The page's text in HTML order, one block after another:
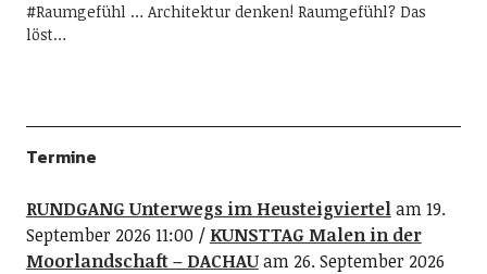
#Raumgefühl … Architektur denken! Raumgefühl? Das
löst…
Termine
RUNDGANG Unterwegs im Heusteigviertelam 19.
September 2026 11:00
KUNSTTAG Malen in der
Moorlandschaft – DACHAUam 26. September 2026